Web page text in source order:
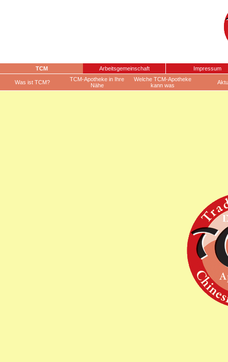
TCM Arbeitsgemeinschaft Impressum
Was ist TCM?
TCM-Apotheke in Ihre
Nähe
Welche TCM-Apotheke
kann was